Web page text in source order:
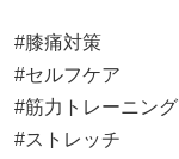
#膝痛対策
#セルフケア
#筋力トレーニング
#ストレッチ